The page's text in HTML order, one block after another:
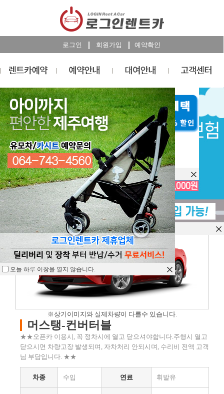
로그인 회원가입 예약확인
렌트카예약
RESERVATION
렌트카 예약하기
※상기이미지와 실제차량이 다를수 있습니다.
머스탱-컨버터블
★★오픈카 이용시, 꼭 정차시에 열고 닫으셔야합니다.주행시 열고
닫으시면 차량고장 발생되며, 자차처리 안되시며, 수리비 전액 고객
님 부담입니다. ★★
차종 수입 연료 휘발유
오늘 하루 이창을 열지 않습니다.
오늘 하루 이창을 열지 않습니다.
오늘 하루 이창을 열지 않습니다.
오늘 하루 이창을 열지 않습니다.